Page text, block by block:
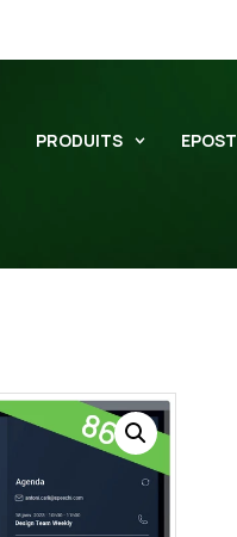
PRODUITS EPOST